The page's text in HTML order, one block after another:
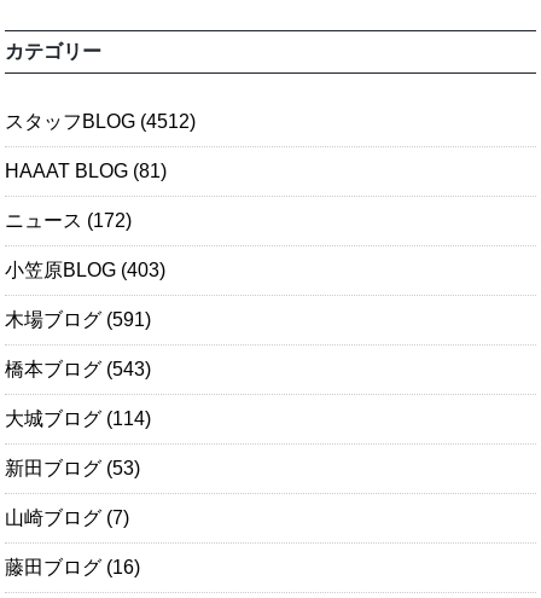
カテゴリー
スタッフBLOG (4512)
HAAAT BLOG (81)
ニュース (172)
小笠原BLOG (403)
木場ブログ (591)
橋本ブログ (543)
大城ブログ (114)
新田ブログ (53)
山崎ブログ (7)
藤田ブログ (16)